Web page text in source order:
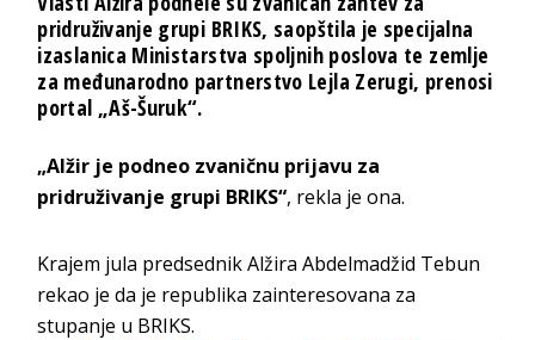
pridruživanje grupi BRIKS, saopštila je specijalna
izaslanica Ministarstva spoljnih poslova te zemlje
za međunarodno partnerstvo Lejla Zerugi, prenosi
portal „Aš-Šuruk“.
„Alžir je podneo zvaničnu prijavu za
pridruživanje grupi BRIKS“, rekla je ona.
Krajem jula predsednik Alžira Abdelmadžid Tebun
rekao je da je republika zainteresovana za
stupanje u BRIKS.